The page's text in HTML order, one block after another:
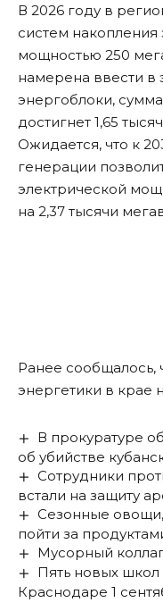
В 2026 году в
систем
мощностью 250
намерена ввести в
энергоблоки,
достигнет 1,65
Ожидается, что к
генерации
электрической
на 2,37 тысячи
Ранее сообщалось,
энергетики в крае
В прокуратуре
об убийстве
Сотрудники
встали на защиту
Сезонные
пойти за
Мусорный
Пять новых школ
Краснодаре 1